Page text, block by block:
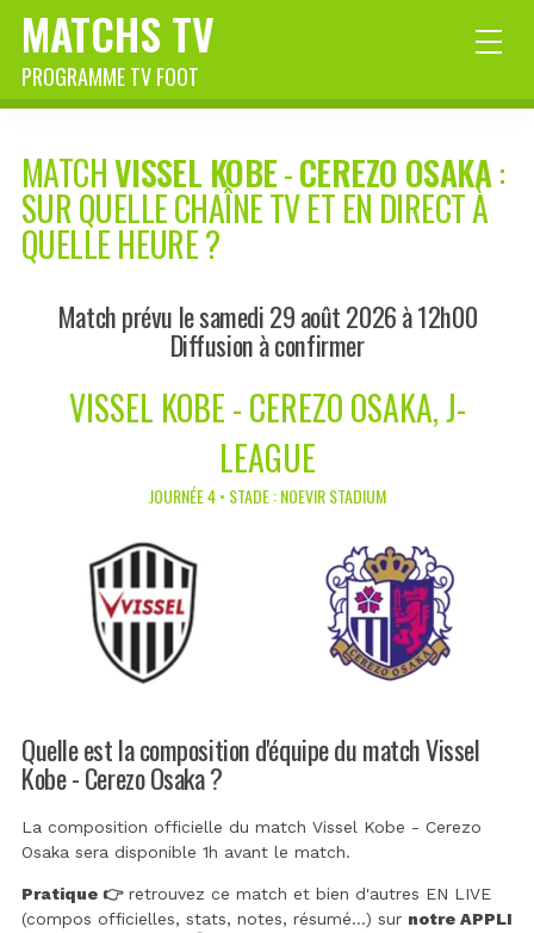
MATCHS TV
PROGRAMME TV FOOT
MATCHVISSEL KOBE-CEREZO OSAKA:
SUR QUELLE CHAÎNE TV ET EN DIRECT À
QUELLE HEURE ?
Match prévu le samedi 29 août 2026 à 12h00
Diffusion à confirmer
VISSEL KOBE - CEREZO OSAKA, J-
LEAGUE
JOURNÉE 4 • STADE : NOEVIR STADIUM
Quelle est la composition d'équipe du match Vissel
Kobe - Cerezo Osaka ?
La composition officielle du match Vissel Kobe - Cerezo
Osaka sera disponible 1h avant le match.
Pratique 👉retrouvez ce match et bien d'autres EN LIVE
(compos officielles, stats, notes, résumé...) sur notre APPLI